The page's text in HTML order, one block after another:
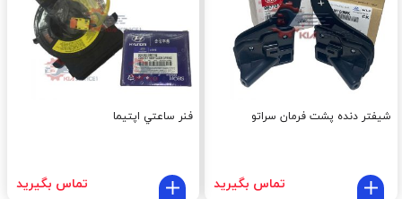
شیفتر دنده پشت فرمان سراتو
تماس بگیرید
فنر ساعتي اپتيما
تماس بگیرید